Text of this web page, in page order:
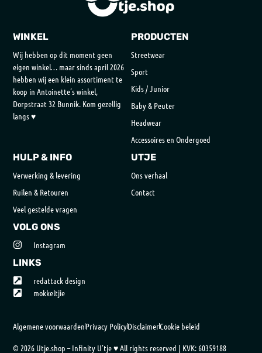
WINKEL
Wij hebben op dit moment geen
eigen winkel… maar sinds april 2026
hebben wij een klein assortiment te
koop in Antoinette’s winkel,
Dorpstraat 32 Bunnik. Kom gezellig
langs ♥
PRODUCTEN
Streetwear
Sport
Kids / Junior
Baby & Peuter
Headwear
Accessoires en Ondergoed
HULP & INFO
Verwerking & levering
Ruilen & Retouren
Veel gestelde vragen
UTJE
Ons verhaal
Contact
VOLG ONS
Instagram
LINKS
redattack design
mokkeltjie
© 2026 Utje.shop – Infinity U’tje ♥ All rights reserved | KVK: 60359188
Algemene voorwaardenPrivacy PolicyDisclaimerCookie beleid